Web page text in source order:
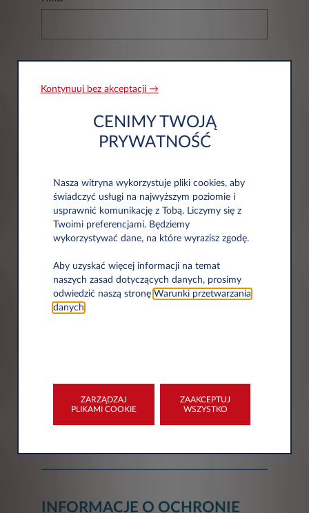
Informacje adresowe
Kod pocztowy*
Miasto*
INFORMACJE O OCHRONIE
Kontynuuj bez akceptacji →
CENIMY TWOJĄ
PRYWATNOŚĆ
Nasza witryna wykorzystuje pliki cookies, aby
świadczyć usługi na najwyższym poziomie i
usprawnić komunikację z Tobą. Liczymy się z
Twoimi preferencjami. Będziemy
wykorzystywać dane, na które wyrazisz zgodę.
Aby uzyskać więcej informacji na temat
naszych zasad dotyczących danych, prosimy
odwiedzić naszą stronę Warunki przetwarzania
danych.
ZARZĄDZAJ
PLIKAMI COOKIE
ZAAKCEPTUJ
WSZYSTKO